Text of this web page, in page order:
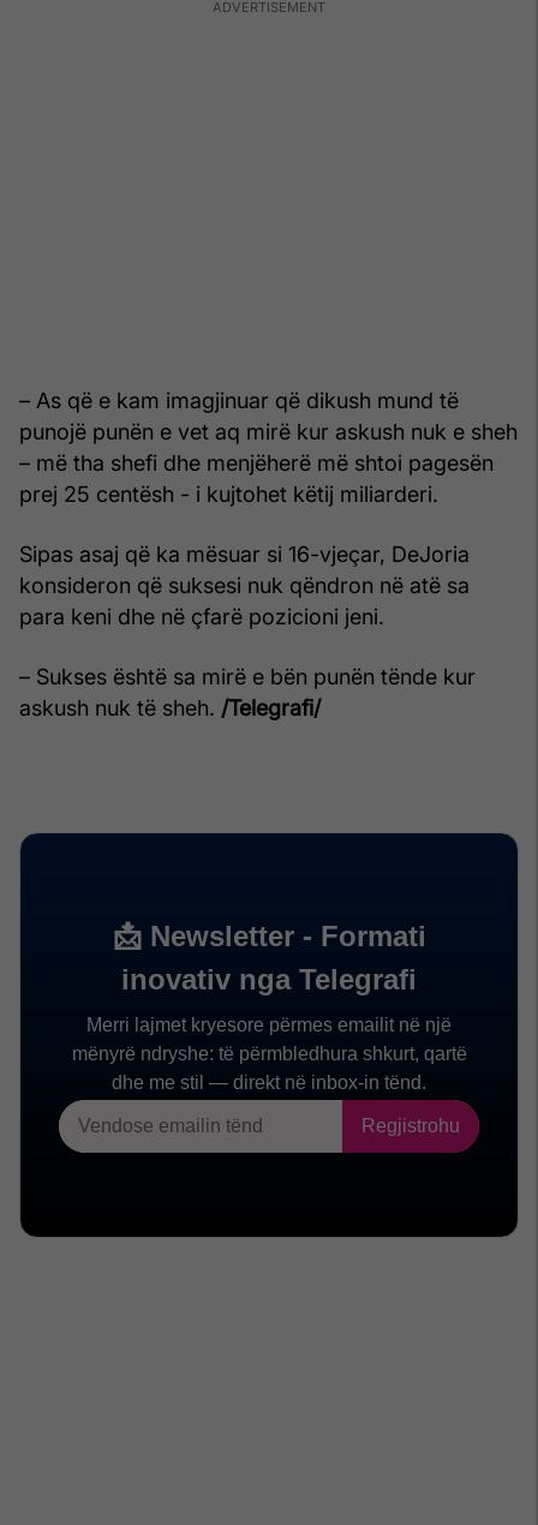
– As që e kam imagjinuar që dikush mund të
punojë punën e vet aq mirë kur askush nuk e sheh
– më tha shefi dhe menjëherë më shtoi pagesën
prej 25 centësh - i kujtohet këtij miliarderi.
Sipas asaj që ka mësuar si 16-vjeçar, DeJoria
konsideron që suksesi nuk qëndron në atë sa
para keni dhe në çfarë pozicioni jeni.
– Sukses është sa mirë e bën punën tënde kur
askush nuk të sheh. /Telegrafi/